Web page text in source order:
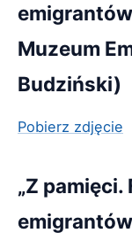
Muzeum
Budziński)
Pobierz zdjęcie
„Z